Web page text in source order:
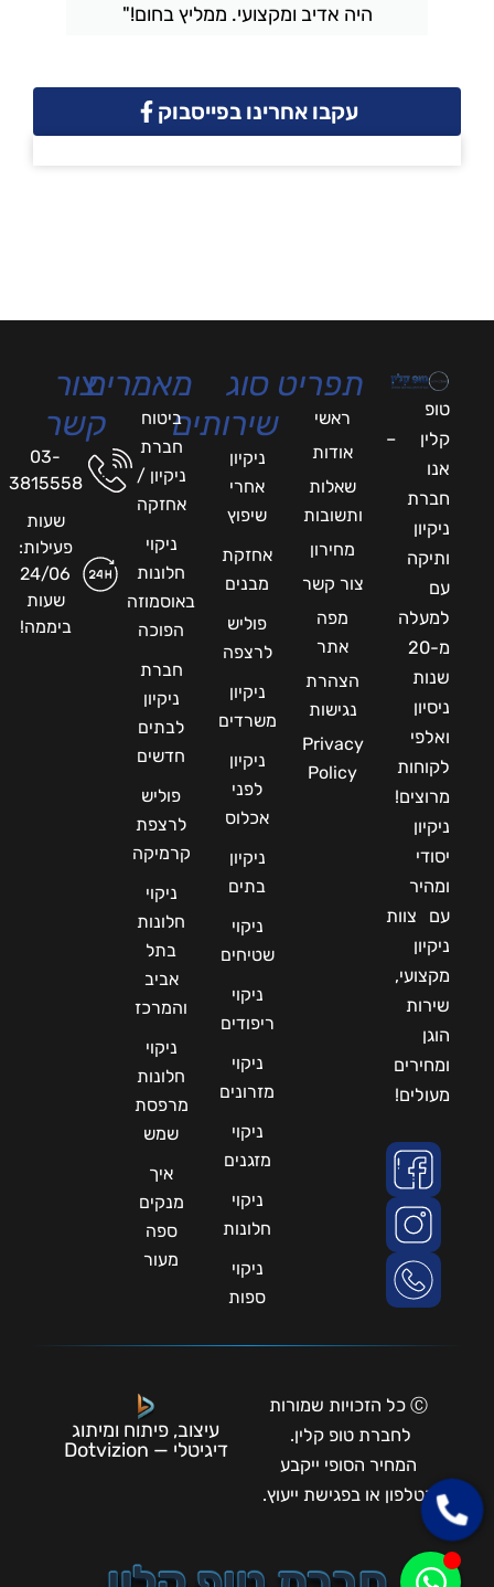
היה אדיב ומקצועי. ממליץ בחום!"
עקבו אחרינו בפייסבוק
טופ
קלין –
אנו
חברת
ניקיון
ותיקה
עם
למעלה
מ-20
שנות
ניסיון
ואלפי
לקוחות
מרוצים!
ניקיון
יסודי
ומהיר
עם צוות
ניקיון
מקצועי,
שירות
הוגן
ומחירים
מעולים!
תפריט
ראשי
אודות
שאלות
ותשובות
מחירון
צור קשר
מפה
אתר
הצהרת
נגישות
Privacy
Policy
סוג
שירותים
ניקיון
אחרי
שיפוץ
אחזקת
מבנים
פוליש
לרצפה
ניקיון
משרדים
ניקיון
לפני
אכלוס
ניקיון
בתים
ניקוי
שטיחים
ניקוי
ריפודים
ניקוי
מזרונים
ניקוי
מזגנים
ניקוי
חלונות
ניקוי
ספות
מאמרים
ביטוח
חברת
ניקיון /
אחזקה
ניקוי
חלונות
באוסמוזה
הפוכה
חברת
ניקיון
לבתים
חדשים
פוליש
לרצפת
קרמיקה
ניקוי
חלונות
בתל
אביב
והמרכז
ניקוי
חלונות
מרפסת
שמש
איך
מנקים
ספה
מעור
צור
קשר
03-
3815558
שעות
פעילות:
24/06
שעות
ביממה!
Ⓒ כל הזכויות שמורות
לחברת טופ קלין.
המחיר הסופי ייקבע
בטלפון או בפגישת ייעוץ.
עיצוב, פיתוח ומיתוג
דיגיטלי — Dotvizion